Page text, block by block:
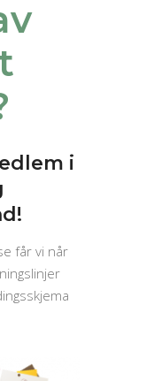
i
får vi når